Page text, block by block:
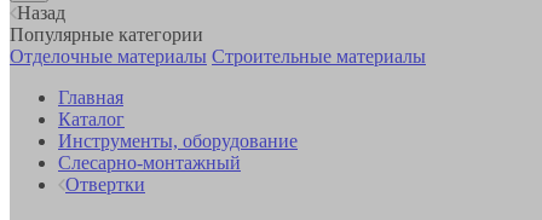
Назад
Популярные категории
Отделочные материалы Строительные материалы
Главная
Каталог
Инструменты, оборудование
Слесарно-монтажный
Отвертки